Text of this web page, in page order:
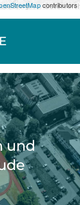
contributors
und